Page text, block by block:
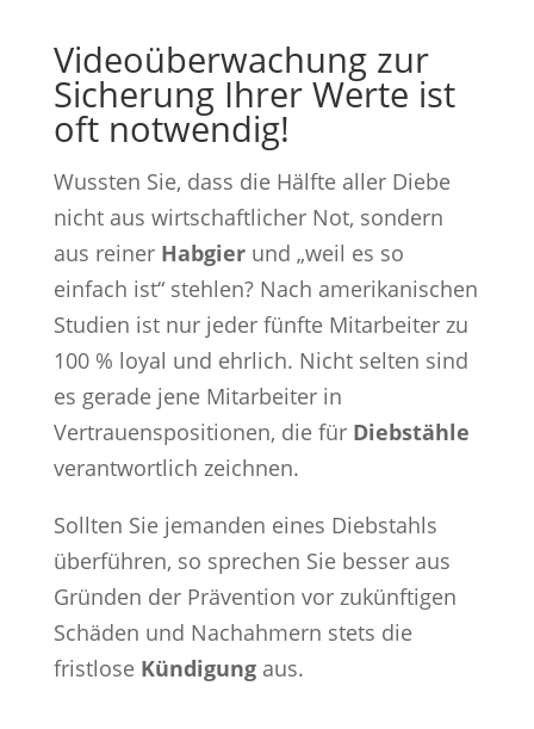
Videoüberwachung zur
Sicherung Ihrer Werte ist
oft notwendig!
Wussten Sie, dass die Hälfte aller Diebe
nicht aus wirtschaftlicher Not, sondern
aus reiner Habgierund „weil es so
einfach ist“ stehlen? Nach amerikanischen
Studien ist nur jeder fünfte Mitarbeiter zu
100 % loyal und ehrlich. Nicht selten sind
es gerade jene Mitarbeiter in
Vertrauenspositionen, die für Diebstähle
verantwortlich zeichnen.
Sollten Sie jemanden eines Diebstahls
überführen, so sprechen Sie besser aus
Gründen der Prävention vor zukünftigen
Schäden und Nachahmern stets die
fristlose Kündigungaus.